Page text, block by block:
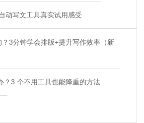
动写文工具真实试用感受
3分钟学会排版+提升写作效率（新
？3 个不用工具也能降重的方法